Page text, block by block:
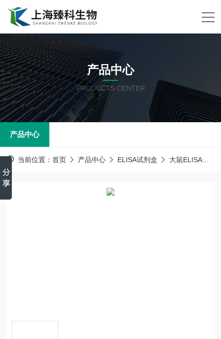
产品中心
PRODUCTS CENTER
产品中心
当前位置： 首页 产品中心 ELISA试剂盒 大鼠ELISA试剂盒